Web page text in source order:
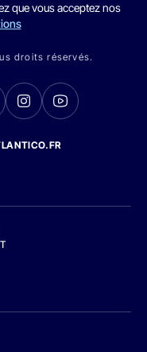
que vous acceptez nos
droits réservés.